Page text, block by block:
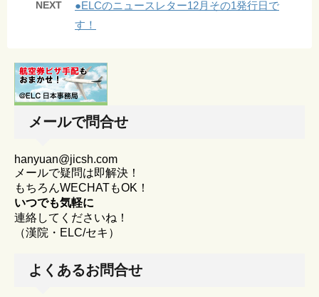
NEXT
●ELCのニュースレター12月その1発行日で
す！
メールで問合せ
hanyuan@jicsh.com
メールで疑問は即解決！
もちろんWECHATもOK！
いつでも気軽に
連絡してくださいね！
（漢院・ELC/セキ）
よくあるお問合せ